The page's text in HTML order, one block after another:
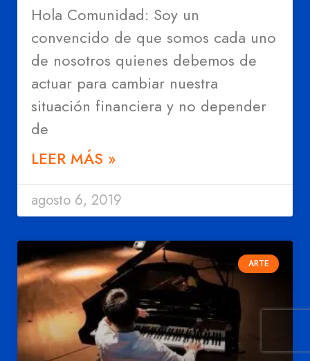
Hola Comunidad: Soy un
convencido de que somos cada uno
de nosotros quienes debemos de
actuar para cambiar nuestra
situación financiera y no depender
de
LEER MÁS »
agosto 6, 2019
ARTE